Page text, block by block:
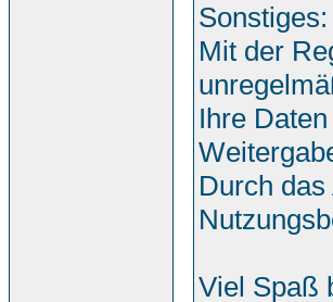
Sonstiges:
Mit der
Ihre
Durch
Viel Spaß